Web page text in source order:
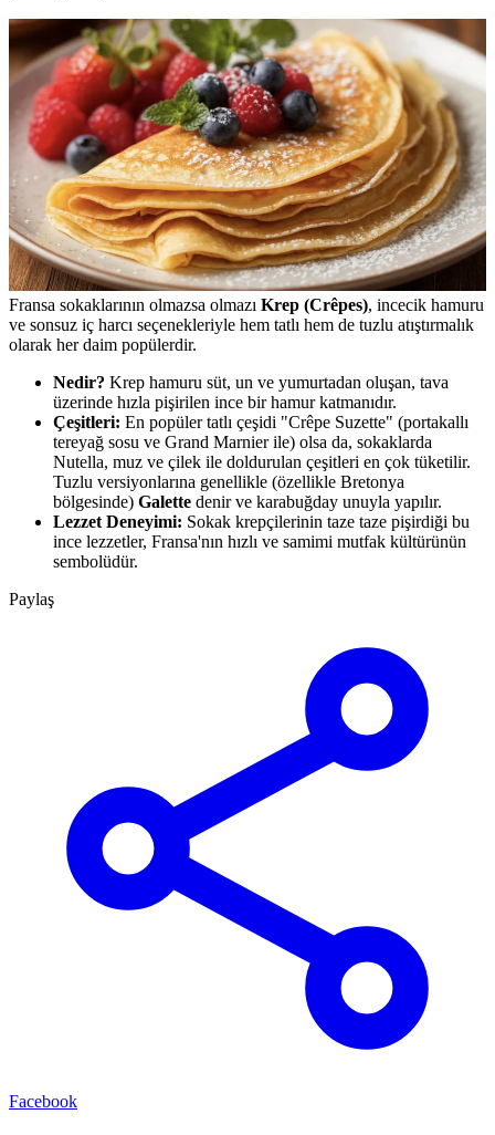
Fransa sokaklarının olmazsa olmazı Krep (Crêpes), incecik hamuru
ve sonsuz iç harcı seçenekleriyle hem tatlı hem de tuzlu atıştırmalık
olarak her daim popülerdir.
Nedir? Krep hamuru süt, un ve yumurtadan oluşan, tava
üzerinde hızla pişirilen ince bir hamur katmanıdır.
Çeşitleri: En popüler tatlı çeşidi "Crêpe Suzette" (portakallı
tereyağ sosu ve Grand Marnier ile) olsa da, sokaklarda
Nutella, muz ve çilek ile doldurulan çeşitleri en çok tüketilir.
Tuzlu versiyonlarına genellikle (özellikle Bretonya
bölgesinde) Galette denir ve karabuğday unuyla yapılır.
Lezzet Deneyimi: Sokak krepçilerinin taze taze pişirdiği bu
ince lezzetler, Fransa'nın hızlı ve samimi mutfak kültürünün
sembolüdür.
Paylaş
Facebook